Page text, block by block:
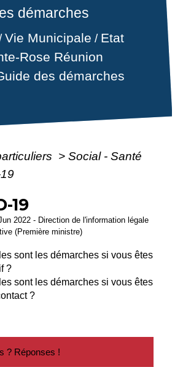
démarches
Vie Municipale / Etat
Rose Réunion
des démarches
> Social - Santé
19
2022 - Direction de l'information légale
(Première ministre)
sont les démarches si vous êtes
?
sont les démarches si vous êtes
?
? Réponses !